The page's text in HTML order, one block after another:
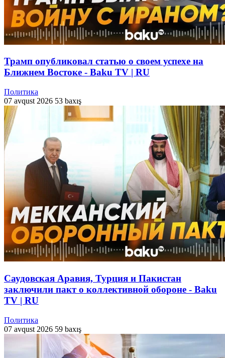
Трамп опубликовал статью о своем успехе на
Ближнем Востоке - Baku TV | RU
Политика
07 avqust 2026 53 baxış
Саудовская Аравия, Турция и Пакистан
заключили пакт о коллективной обороне - Baku
TV | RU
Политика
07 avqust 2026 59 baxış